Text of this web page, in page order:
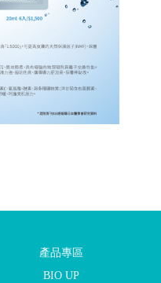
產品專區
BIO UP